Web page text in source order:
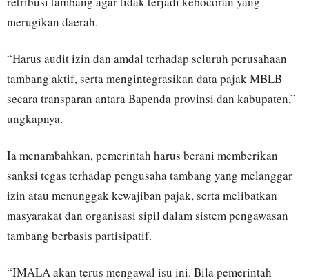
merugikan daerah.
“Harus audit izin dan amdal terhadap seluruh perusahaan
tambang aktif, serta mengintegrasikan data pajak MBLB
secara transparan antara Bapenda provinsi dan kabupaten,”
ungkapnya.
Ia menambahkan, pemerintah harus berani memberikan
sanksi tegas terhadap pengusaha tambang yang melanggar
izin atau menunggak kewajiban pajak, serta melibatkan
masyarakat dan organisasi sipil dalam sistem pengawasan
tambang berbasis partisipatif.
“IMALA akan terus mengawal isu ini. Bila pemerintah